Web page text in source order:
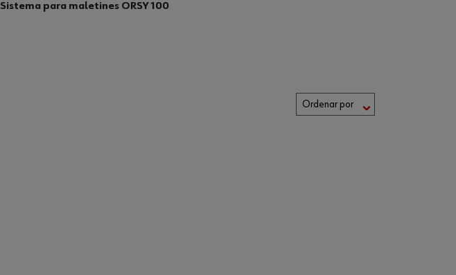
Sistema para maletines ORSY 100